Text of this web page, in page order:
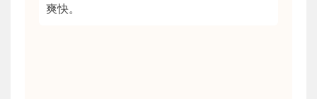
爽快。